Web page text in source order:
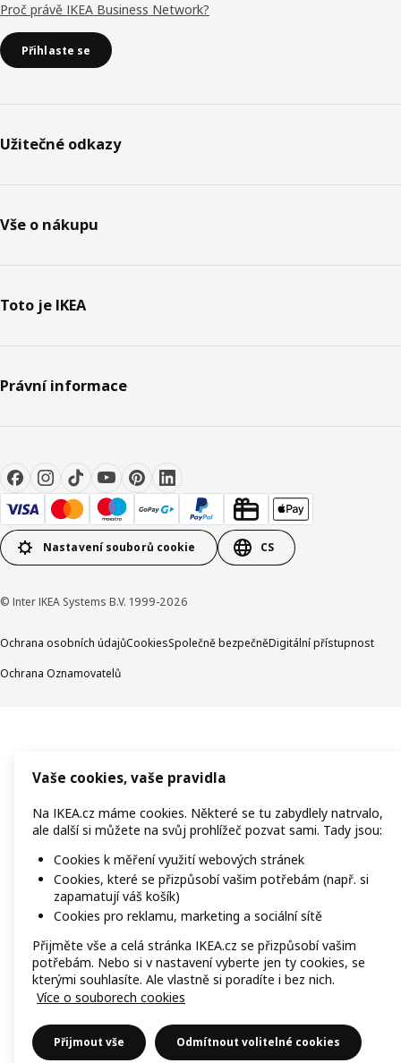
Proč právě IKEA Business Network?
Přihlaste se
Užitečné odkazy
Vše o nákupu
Toto je IKEA
Právní informace
Nastavení souborů cookie CS
© Inter IKEA Systems B.V. 1999-2026
Ochrana osobních údajůCookiesSpolečně bezpečněDigitální přístupnost
Ochrana Oznamovatelů
Vaše cookies, vaše pravidla
Na IKEA.cz máme cookies. Některé se tu zabydlely natrvalo,
ale další si můžete na svůj prohlížeč pozvat sami. Tady jsou:
Cookies k měření využití webových stránek
Cookies, které se přizpůsobí vašim potřebám (např. si
zapamatují váš košík)
Cookies pro reklamu, marketing a sociální sítě
Přijměte vše a celá stránka IKEA.cz se přizpůsobí vašim
potřebám. Nebo si v nastavení vyberte jen ty cookies, se
kterými souhlasíte. Ale vlastně si poradíte i bez nich.
Více o souborech cookies
Přijmout vše Odmítnout volitelné cookies